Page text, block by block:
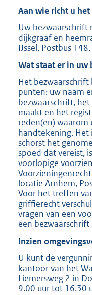
Aan wie richt u
Uw bezwaarschrift
dijkgraaf en
IJssel, Postbus
Wat staat er in uw
Het
punten: uw naam
bezwaarschrift,
maakt en het
reden(en) waarom
handtekening. Het
schorst het
spoed dat vereist,
voorlopige
locatie Arnhem,
Voor het treffen
griffierecht
vragen van een
een
Inzien
U kunt de
kantoor van het
Liemersweg 2 in
9.00 uur tot 16.30